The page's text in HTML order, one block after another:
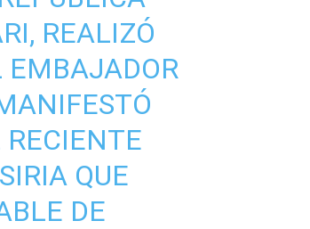
REALIZÓ
EMBAJADOR
RECIENTE
QUE
DE